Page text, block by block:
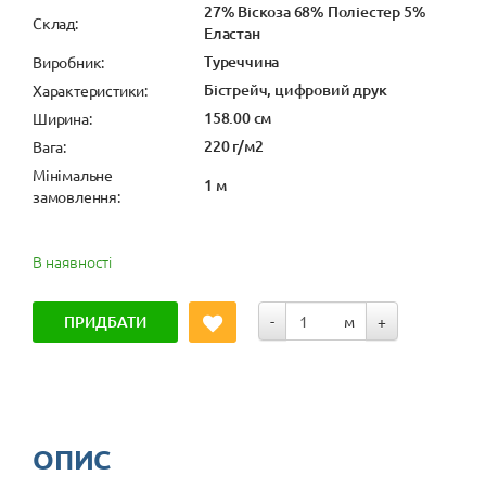
Cклад:
27% Віскоза 68% Поліестер 5%
Еластан
Виробник: Туреччина
Характеристики: Бістрейч, цифровий друк
Ширина: 158.00 см
Вага: 220 г/м2
Мінімальне
замовлення:
1 м
В наявності
ПРИДБАТИ - м +
ОПИС